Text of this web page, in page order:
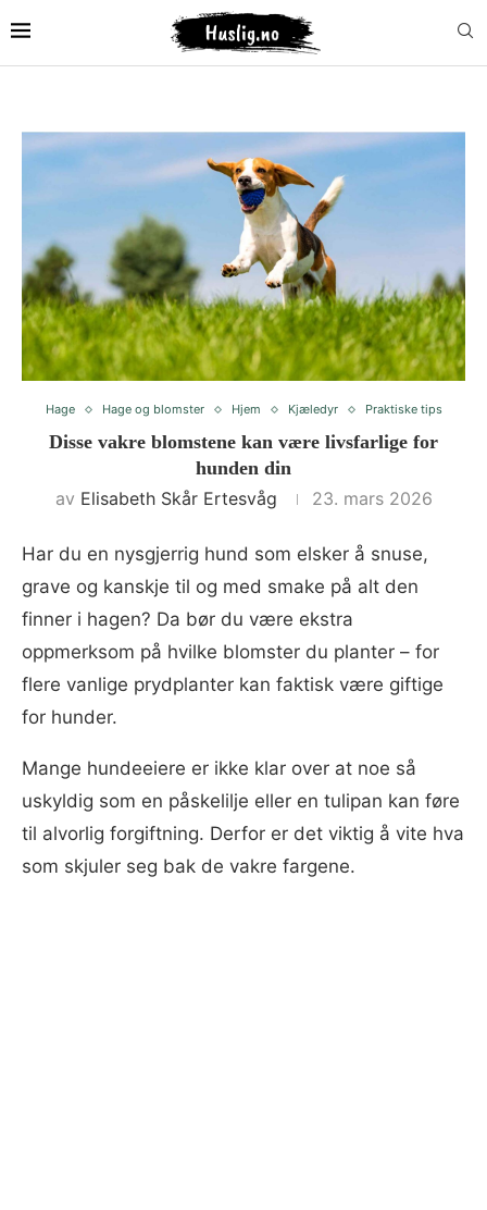
Hage Hage og blomster Hjem Kjæledyr Praktiske tips
Disse vakre blomstene kan være livsfarlige for
hunden din
av Elisabeth Skår Ertesvåg 23. mars 2026
Har du en nysgjerrig hund som elsker å snuse,
grave og kanskje til og med smake på alt den
finner i hagen? Da bør du være ekstra
oppmerksom på hvilke blomster du planter – for
flere vanlige prydplanter kan faktisk være giftige
for hunder.
Mange hundeeiere er ikke klar over at noe så
uskyldig som en påskelilje eller en tulipan kan føre
til alvorlig forgiftning. Derfor er det viktig å vite hva
som skjuler seg bak de vakre fargene.